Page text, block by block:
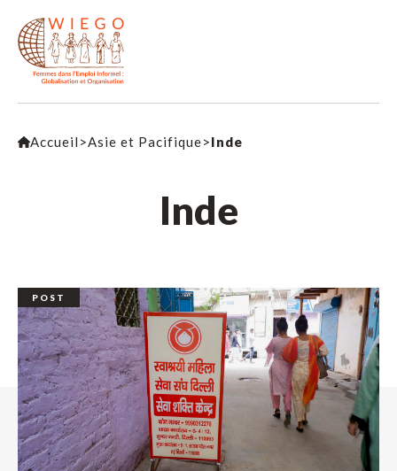
Accueil >Asie et Pacifique>Inde
Inde
POST